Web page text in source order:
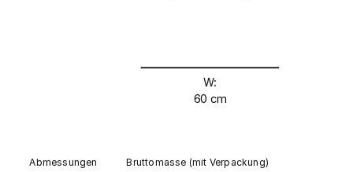
W:
60 cm
Abmessungen Bruttomasse (mit Verpackung)